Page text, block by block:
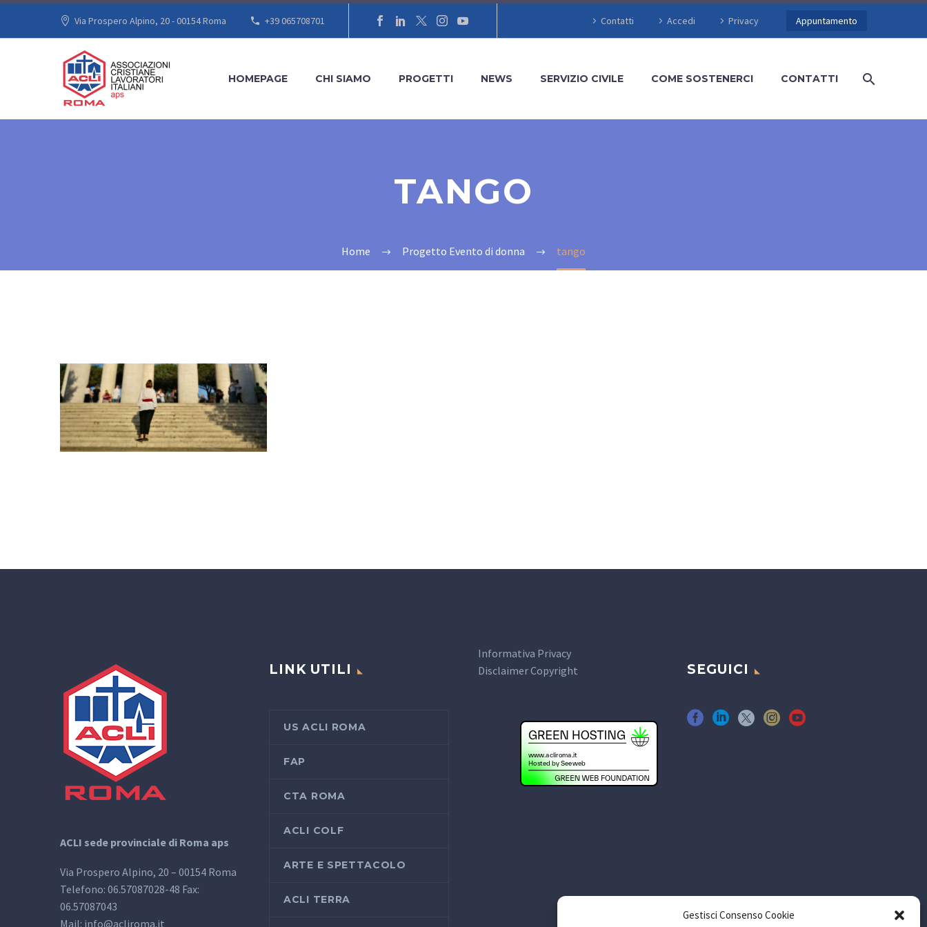
Gestisci Consenso Cookie
Via Prospero Alpino, 20 - 00154 Roma +39 065708701 Contatti Accedi Privacy Appuntamento
HOMEPAGE CHI SIAMO PROGETTI NEWS SERVIZIO CIVILE COME SOSTENERCI CONTATTI
TANGO
Home Progetto Evento di donna tango
ACLI sede provinciale di Roma aps
Via Prospero Alpino, 20 – 00154 Roma
Telefono: 06.57087028-48 Fax:
06.57087043
Mail: info@acliroma.it
LINK UTILI
US ACLI ROMA
FAP
CTA ROMA
ACLI COLF
ARTE E SPETTACOLO
ACLI TERRA
Informativa Privacy
Disclaimer Copyright
SEGUICI